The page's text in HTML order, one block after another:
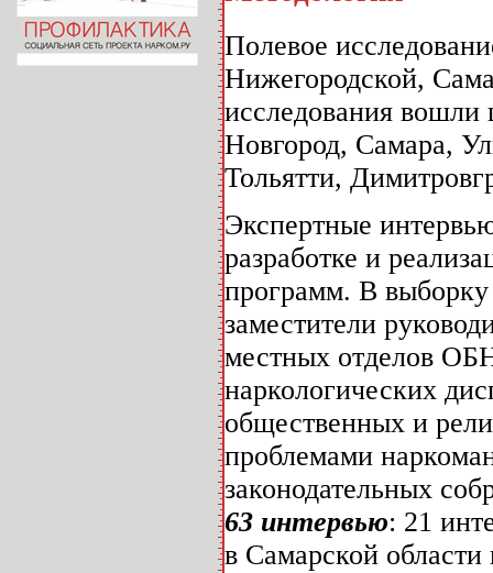
Полевое
Нижегородской,
исследования
Новгород, Самара,
Тольятти,
Экспертные
разработке и
программ. В
заместители
местных отделов
наркологических
общественных и
проблемами
законодательных
63 интервью: 21
в Самарской